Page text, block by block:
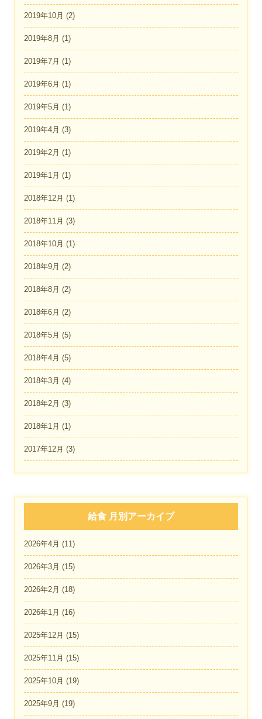
2019年10月 (2)
2019年8月 (1)
2019年7月 (1)
2019年6月 (1)
2019年5月 (1)
2019年4月 (3)
2019年2月 (1)
2019年1月 (1)
2018年12月 (1)
2018年11月 (3)
2018年10月 (1)
2018年9月 (2)
2018年8月 (2)
2018年6月 (2)
2018年5月 (5)
2018年4月 (5)
2018年3月 (4)
2018年2月 (3)
2018年1月 (1)
2017年12月 (3)
給食 月別アーカイブ
2026年4月 (11)
2026年3月 (15)
2026年2月 (18)
2026年1月 (16)
2025年12月 (15)
2025年11月 (15)
2025年10月 (19)
2025年9月 (19)